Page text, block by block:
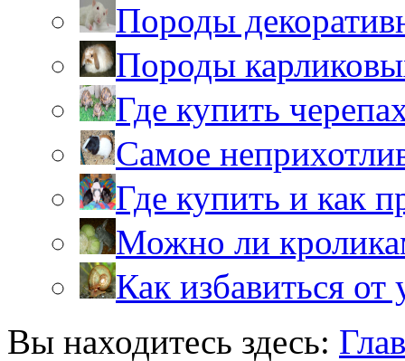
Породы
Породы
Где купить
Самое
Где купить и как
Можно ли
Как избавиться от
Вы находитесь здесь: